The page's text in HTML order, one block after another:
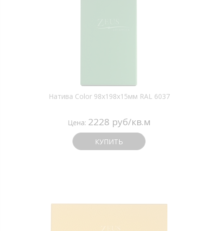
Натива Color 98х198х15мм RAL 6037
Цена: 2228 руб/кв.м
КУПИТЬ